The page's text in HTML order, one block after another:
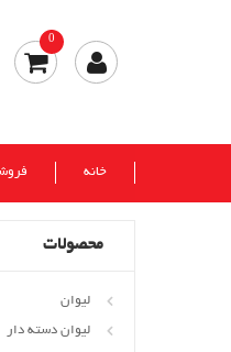
0
خانه
محصولات
لیوان
لیوان دسته دار